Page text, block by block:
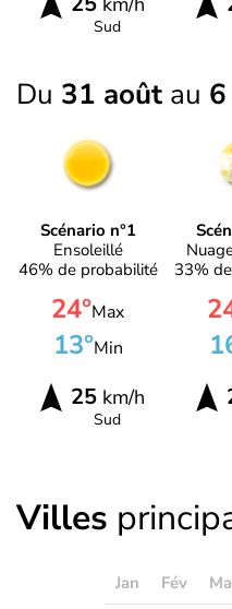
Sud
Du 31 août au
Scénario n°1
Ensoleillé
46% de probabilité
24°Max
13°Min
25km/h
Sud
33%
Villes
Jan Fév